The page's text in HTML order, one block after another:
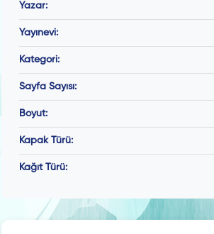
Yazar:
Yayınevi:
Kategori:
Sayfa Sayısı:
Boyut:
Kapak Türü:
Kağıt Türü: